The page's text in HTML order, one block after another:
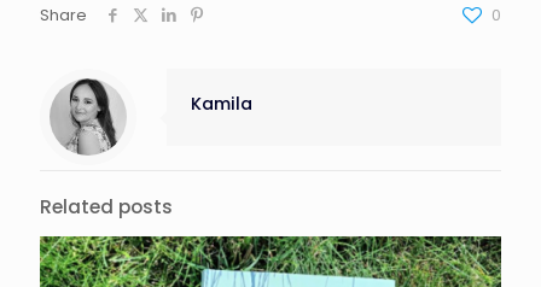
Share 0
Kamila
Related posts